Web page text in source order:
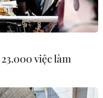
việc làm